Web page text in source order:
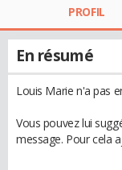
PROFIL
En résumé
Louis Marie n'a pas
Vous pouvez lui
message. Pour cela